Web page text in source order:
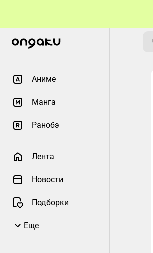
Аниме
Манга
Ранобэ
Лента
Новости
Подборки
Еще